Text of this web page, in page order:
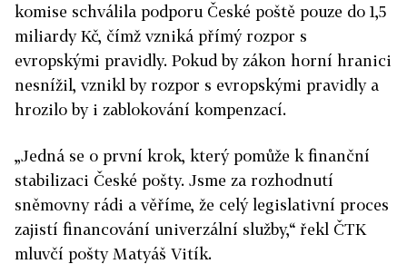
komise schválila podporu České poště pouze do 1,5
miliardy Kč, čímž vzniká přímý rozpor s
evropskými pravidly. Pokud by zákon horní hranici
nesnížil, vznikl by rozpor s evropskými pravidly a
hrozilo by i zablokování kompenzací.
„Jedná se o první krok, který pomůže k finanční
stabilizaci České pošty. Jsme za rozhodnutí
sněmovny rádi a věříme, že celý legislativní proces
zajistí financování univerzální služby,“ řekl ČTK
mluvčí pošty Matyáš Vitík.